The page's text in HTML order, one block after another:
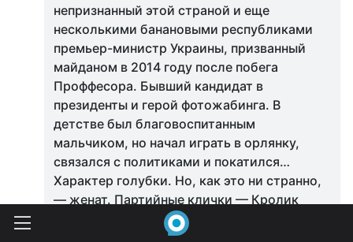
непризнанный этой страной и еще
несколькими банановыми республиками
премьер-министр Украины, призванный
майданом в 2014 году после побега
Проффесора. Бывший кандидат в
президенты и герой фотожабинга. В
детстве был благовоспитанным
мальчиком, но начал играть в орлянку,
связался с политиками и покатился…
Характер голубки. Но, как это ни странно,
— женат. Партийные клички — Кролик
Сеня (полученная за поразительную
схожесть с Кроликом из Винни-Пуха и,